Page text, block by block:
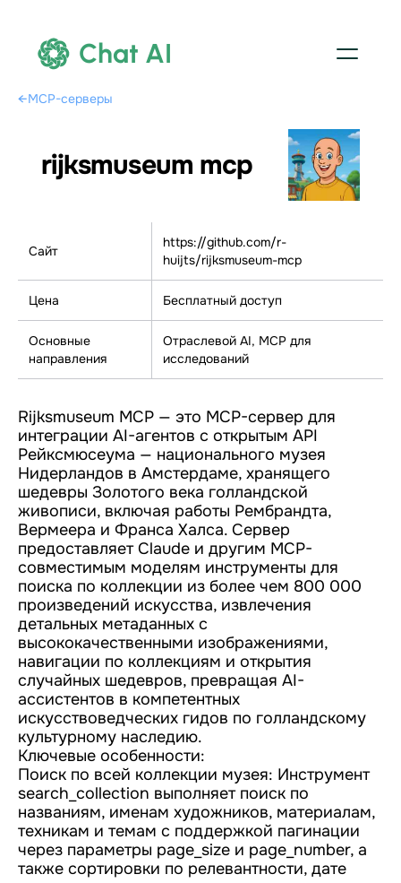
Chat AI
←MCP-серверы
rijksmuseum mcp
Сайт
https://github.com/r-
huijts/rijksmuseum-mcp
Цена Бесплатный доступ
Основные
направления
Отраслевой AI, МСР для
исследований
Rijksmuseum MCP — это MCP-сервер для
интеграции AI-агентов с открытым API
Рейксмюсеума — национального музея
Нидерландов в Амстердаме, хранящего
шедевры Золотого века голландской
живописи, включая работы Рембрандта,
Вермеера и Франса Халса. Сервер
предоставляет Claude и другим MCP-
совместимым моделям инструменты для
поиска по коллекции из более чем 800 000
произведений искусства, извлечения
детальных метаданных с
высококачественными изображениями,
навигации по коллекциям и открытия
случайных шедевров, превращая AI-
ассистентов в компетентных
искусствоведческих гидов по голландскому
культурному наследию.
Ключевые особенности:
Поиск по всей коллекции музея: Инструмент
search_collection выполняет поиск по
названиям, именам художников, материалам,
техникам и темам с поддержкой пагинации
через параметры page_size и page_number, а
также сортировки по релевантности, дате